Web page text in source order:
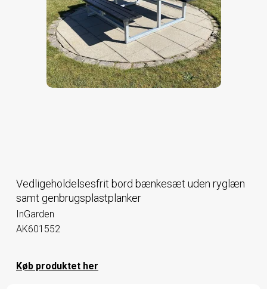
Vedligeholdelsesfrit bord bænkesæt uden ryglæn
samt genbrugsplastplanker
InGarden
AK601552
Køb produktet her